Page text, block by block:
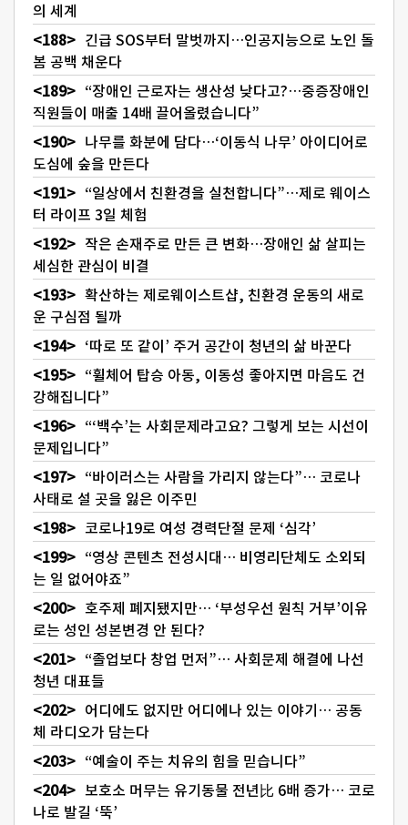
의 세계
긴급 SOS부터 말벗까지…인공지능으로 노인 돌
봄 공백 채운다
“장애인 근로자는 생산성 낮다고?…중증장애인
직원들이 매출 14배 끌어올렸습니다”
나무를 화분에 담다…‘이동식 나무’ 아이디어로
도심에 숲을 만든다
“일상에서 친환경을 실천합니다”…제로 웨이스
터 라이프 3일 체험
작은 손재주로 만든 큰 변화…장애인 삶 살피는
세심한 관심이 비결
확산하는 제로웨이스트샵, 친환경 운동의 새로
운 구심점 될까
‘따로 또 같이’ 주거 공간이 청년의 삶 바꾼다
“휠체어 탑승 아동, 이동성 좋아지면 마음도 건
강해집니다”
“‘백수’는 사회문제라고요? 그렇게 보는 시선이
문제입니다”
“바이러스는 사람을 가리지 않는다”… 코로나
사태로 설 곳을 잃은 이주민
코로나19로 여성 경력단절 문제 ‘심각’
“영상 콘텐츠 전성시대… 비영리단체도 소외되
는 일 없어야죠”
호주제 폐지됐지만… ‘부성우선 원칙 거부’이유
로는 성인 성본변경 안 된다?
“졸업보다 창업 먼저”… 사회문제 해결에 나선
청년 대표들
어디에도 없지만 어디에나 있는 이야기… 공동
체 라디오가 담는다
“예술이 주는 치유의 힘을 믿습니다”
보호소 머무는 유기동물 전년比 6배 증가… 코로
나로 발길 ‘뚝’